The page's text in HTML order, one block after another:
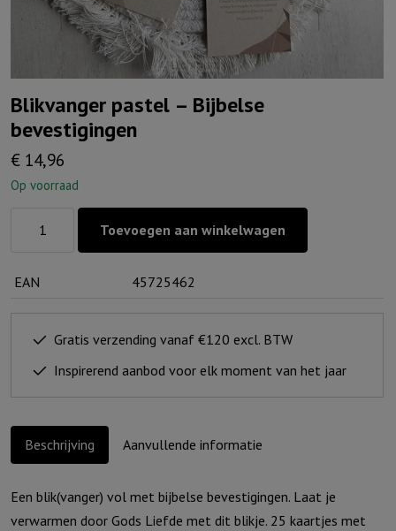
Blikvanger pastel – Bijbelse
bevestigingen
€ 14,96
Op voorraad
Bijbelse
bevestigingen
aantal
Toevoegen aan winkelwagen
EAN 45725462
Gratis verzending vanaf €120 excl. BTW
Inspirerend aanbod voor elk moment van het jaar
Beschrijving Aanvullende informatie
Een blik(vanger) vol met bijbelse bevestigingen. Laat je
verwarmen door Gods Liefde met dit blikje. 25 kaartjes met